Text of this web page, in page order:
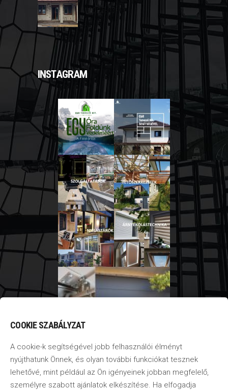
2025-03-11
INSTAGRAM
COOKIE SZABÁLYZAT
A cookie-k segítségével jobb felhasználói élményt
nyújthatunk Önnek, és olyan további funkciókat tesznek
lehetővé, mint például az Ön igényeinek jobban megfelelő,
személyre szabott ajánlatok elkészítése. Ha elfogadja